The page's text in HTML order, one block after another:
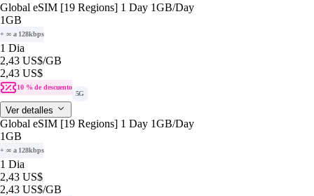
Global eSIM [19 Regions] 1 Day 1GB/Day
1GB
+ ∞ a 128kbps
1 Dia
2,43 US$/GB
2,43 US$
10 % de descuento
5G
Ver detalles
Global eSIM [19 Regions] 1 Day 1GB/Day
1GB
+ ∞ a 128kbps
1 Dia
2,43 US$
2,43 US$/GB